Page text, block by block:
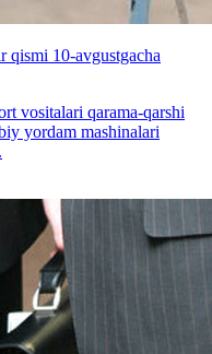
qismi 10-avgustgacha
vositalari qarama-qarshi
yordam mashinalari